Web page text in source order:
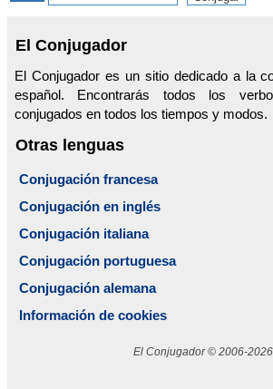
El Conjugador
El Conjugador es un sitio dedicado a la
español. Encontrarás todos los
conjugados en todos los tiempos y modos.
Otras lenguas
Conjugación francesa
Conjugación en inglés
Conjugación italiana
Conjugación portuguesa
Conjugación alemana
Información de cookies
El Conjugador © 2006-2026